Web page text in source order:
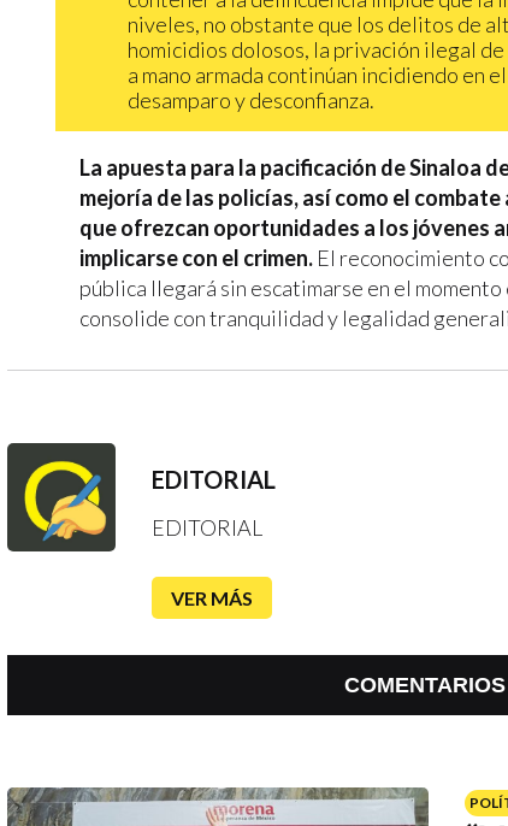
niveles, no obstante que los delitos de
homicidios dolosos, la privación ilegal
a mano armada continúan incidiendo en
desamparo y desconfianza.
La apuesta para la pacificación de Sinaloa
mejoría de las policías, así como el
que ofrezcan oportunidades a los jóvenes
implicarse con el crimen. El reconocimiento
pública llegará sin escatimarse en el momento
consolide con tranquilidad y legalidad
EDITORIAL
EDITORIAL
VER MÁS
COMENTARIOS